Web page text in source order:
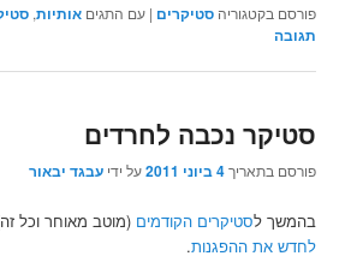
פורסם בקטגוריה סטיקרים |עם התגים אותיות,
תגובה
סטיקר נכבה לחרדים
פורסם בתאריך4 ביוני 2011 על ידיעבגד יבאור
בהמשך לסטיקרים הקודמים (מוטב מאוחר וכל
לחדש את ההפגנות.